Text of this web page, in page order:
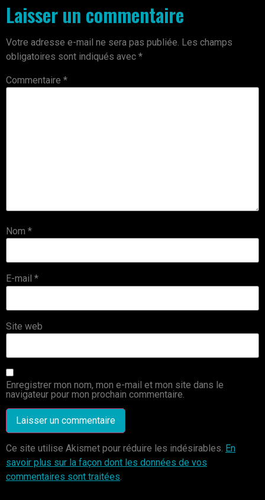
Laisser un commentaire
Votre adresse e-mail ne sera pas publiée. Les champs
obligatoires sont indiqués avec *
Commentaire *
Nom *
E-mail *
Site web
Enregistrer mon nom, mon e-mail et mon site dans le
navigateur pour mon prochain commentaire.
Ce site utilise Akismet pour réduire les indésirables. En
savoir plus sur la façon dont les données de vos
commentaires sont traitées.